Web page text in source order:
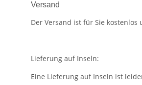
Versand
Der Versand ist für Sie
Lieferung auf Inseln:
Eine Lieferung auf Inseln ist